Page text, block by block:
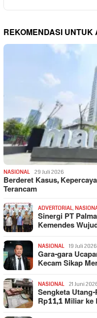
REKOMENDASI UNTUK
NASIONAL 29 Juli 2026
Berderet Kasus,
Terancam
ADVERTORIAL,
Sinergi PT
Kemendes
NASIONAL 19 Juli 2026
Gara-gara
Kecam Sikap
NASIONAL 21 Juni
Sengketa
Rp11,1 Miliar ke